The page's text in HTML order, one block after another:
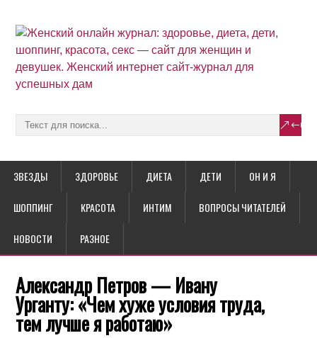
ЗВЕЗДЫ ЗДОРОВЬЕ ДИЕТА ДЕТИ ОН И Я
ШОППИНГ КРАСОТА ИНТИМ ВОПРОСЫ ЧИТАТЕЛЕЙ
НОВОСТИ РАЗНОЕ
Александр Петров — Ивану
Урганту: «Чем хуже условия труда,
тем лучше я работаю»